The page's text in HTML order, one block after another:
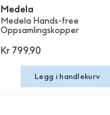
Medela
Medela Hands-free
Oppsamlingskopper
Kr 799,90
Legg i handlekurv